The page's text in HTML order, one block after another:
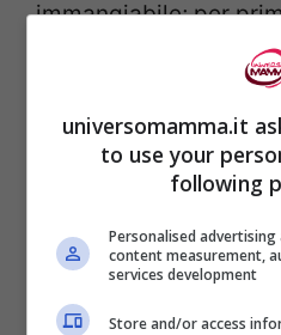
immangiabile; per
un “blob” brutto a
sviluppa sostanze
l’organismo. Le
subiscono una
diventano
per essere non salutari.
universomamma.it
to use your
following
Personalised
content measurement,
services development
Store and/or access